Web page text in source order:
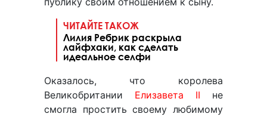
ЧИТАЙТЕ ТАКОЖ
Лилия Ребрик раскрыла
лайфхаки, как сделать
идеальное селфи
Оказалось, что королева
Великобритании Елизавета II не
смогла простить своему любимому